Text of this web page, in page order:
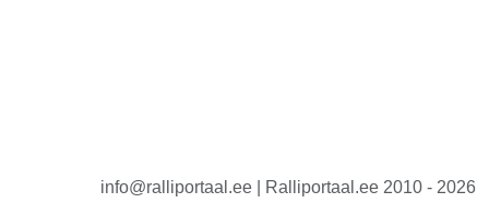
info@ralliportaal.ee | Ralliportaal.ee 2010 - 2026